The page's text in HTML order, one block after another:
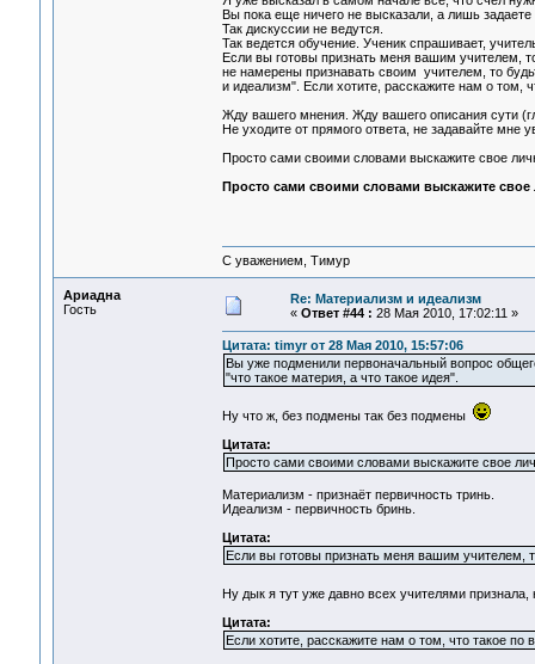
Вы пока еще ничего не высказали, а лишь
Так дискуссии не ведутся.
Так ведется обучение. Ученик спрашивает,
Если вы готовы признать меня вашим учителем,
не намерены признавать своим учителем, то
и идеализм". Если хотите, расскажите нам о том,
Жду вашего мнения. Жду вашего описания сути
Не уходите от прямого ответа, не задавайте мне
Просто сами своими словами выскажите свое
Просто сами своими словами выскажите
С уважением, Тимур
Ариадна
Гость
Re: Материализм и идеализм
« Ответ #44 : 28 Мая 2010, 17:02:11 »
Цитата: timyr от 28 Мая 2010, 15:57:06
Вы уже подменили первоначальный вопрос
"что такое материя, а что такое идея".
Ну что ж, без подмены так без подмены
Цитата:
Просто сами своими словами выскажите свое
Материализм - признаёт первичность тринь.
Идеализм - первичность бринь.
Цитата:
Если вы готовы признать меня вашим учителем,
Ну дык я тут уже давно всех учителями
Цитата:
Если хотите, расскажите нам о том, что такое